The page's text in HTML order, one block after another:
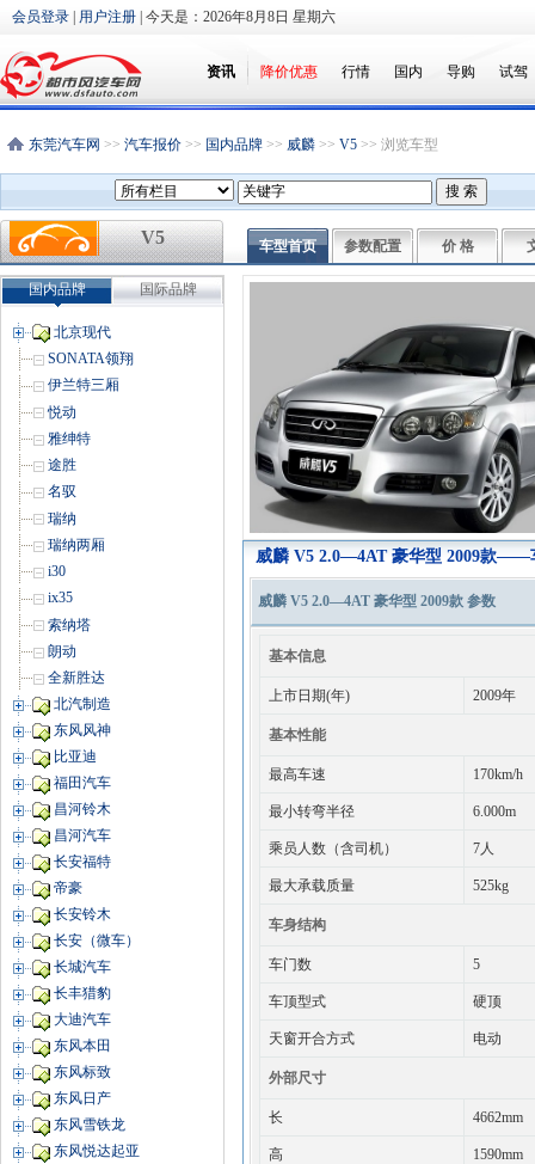
会员登录 用户注册 | 今天是： 2026年8月8日 星期六
资讯 降价优惠 行情 国内 导购 试驾
东莞汽车网 >> 汽车报价 >> 国内品牌 >> 威麟 >> V5 >> 浏览车型
V5 车型首页 参数配置 价 格
威麟 V5 2.0—4AT 豪华型 2009款——
威麟 V5 2.0—4AT 豪华型 2009款 参数
基本信息
上市日期(年) 2009年
基本性能
最高车速 170km/h
最小转弯半径 6.000m
乘员人数（含司机） 7人
最大承载质量 525kg
车身结构
车门数 5
车顶型式 硬顶
天窗开合方式 电动
外部尺寸
长 4662mm
高 1590mm
国内品牌 国际品牌
北京现代
SONATA领翔
伊兰特三厢
悦动
雅绅特
途胜
名驭
瑞纳
瑞纳两厢
i30
ix35
索纳塔
朗动
全新胜达
北汽制造
东风风神
比亚迪
福田汽车
昌河铃木
昌河汽车
长安福特
帝豪
长安铃木
长安（微车）
长城汽车
长丰猎豹
大迪汽车
东风本田
东风标致
东风日产
东风雪铁龙
东风悦达起亚